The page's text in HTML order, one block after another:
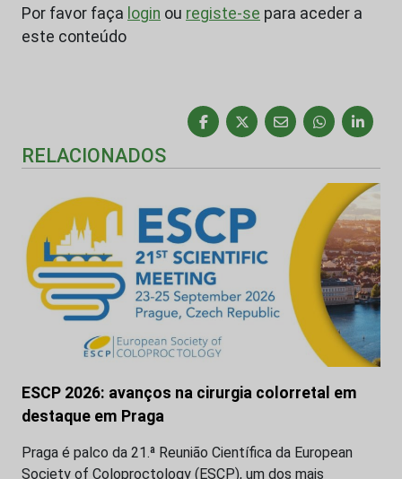
Por favor faça login ou registe-se para aceder a
este conteúdo
RELACIONADOS
ESCP 2026: avanços na cirurgia colorretal em
destaque em Praga
Praga é palco da 21.ª Reunião Científica da European
Society of Coloproctology (ESCP), um dos mais